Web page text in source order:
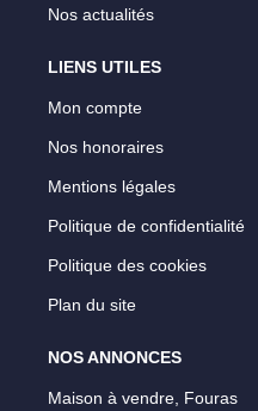
Nos actualités
LIENS UTILES
Mon compte
Nos honoraires
Mentions légales
Politique de confidentialité
Politique des cookies
Plan du site
NOS ANNONCES
Maison à vendre, Fouras